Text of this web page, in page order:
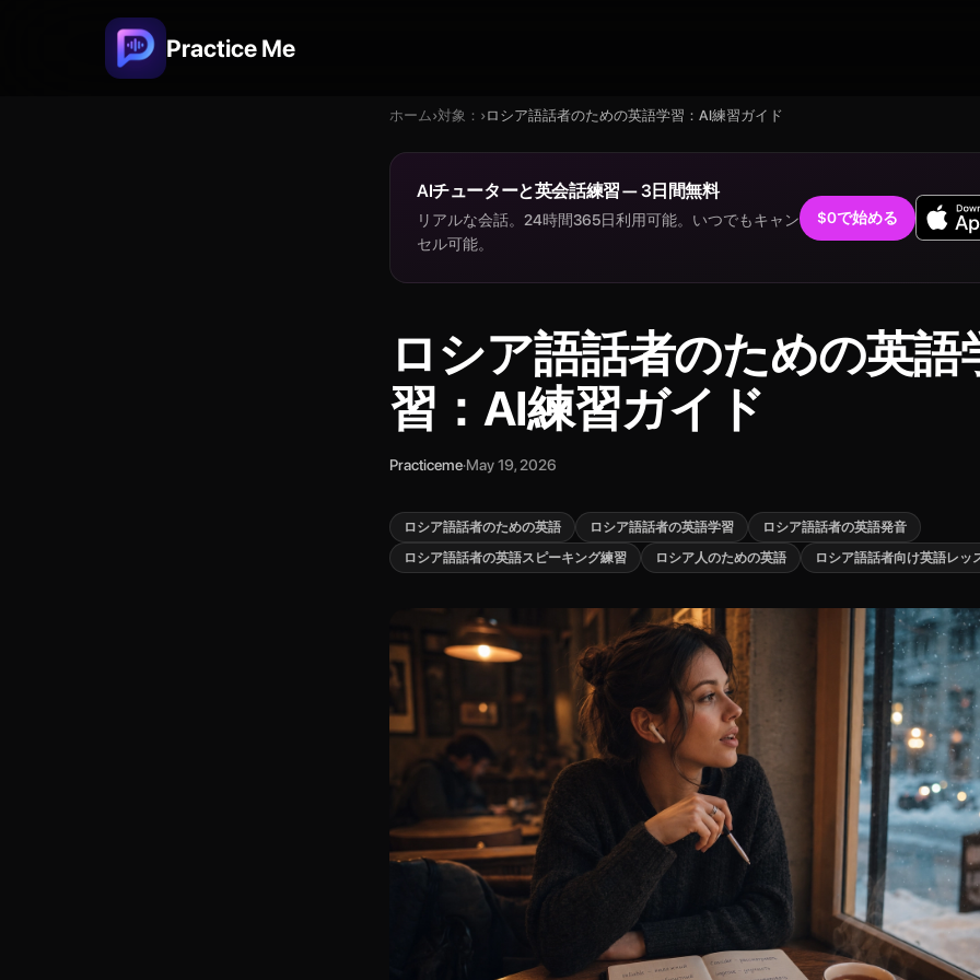
Practice Me
ホーム›対象： ›ロシア語話者のための英語学習：AI練習ガイド
AIチューターと英会話練習 — 3日間無料
リアルな会話。24時間365日利用可能。いつでもキャン
セル可能。
$0で始める
ロシア語話者のための英語
習：AI練習ガイド
Practiceme·May 19, 2026
ロシア語話者のための英語 ロシア語話者の英語学習
ロシア語話者の英語発音
ロシア語話者の英語スピーキング練習
ロシア人のための英語 ロシア語話者向け英語レッ